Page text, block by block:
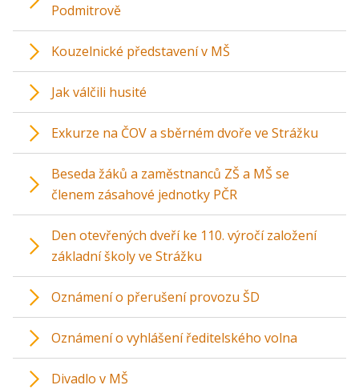
Podmitrově
Kouzelnické představení v MŠ
Jak válčili husité
Exkurze na ČOV a sběrném dvoře ve Strážku
Beseda žáků a zaměstnanců ZŠ a MŠ se
členem zásahové jednotky PČR
Den otevřených dveří ke 110. výročí založení
základní školy ve Strážku
Oznámení o přerušení provozu ŠD
Oznámení o vyhlášení ředitelského volna
Divadlo v MŠ